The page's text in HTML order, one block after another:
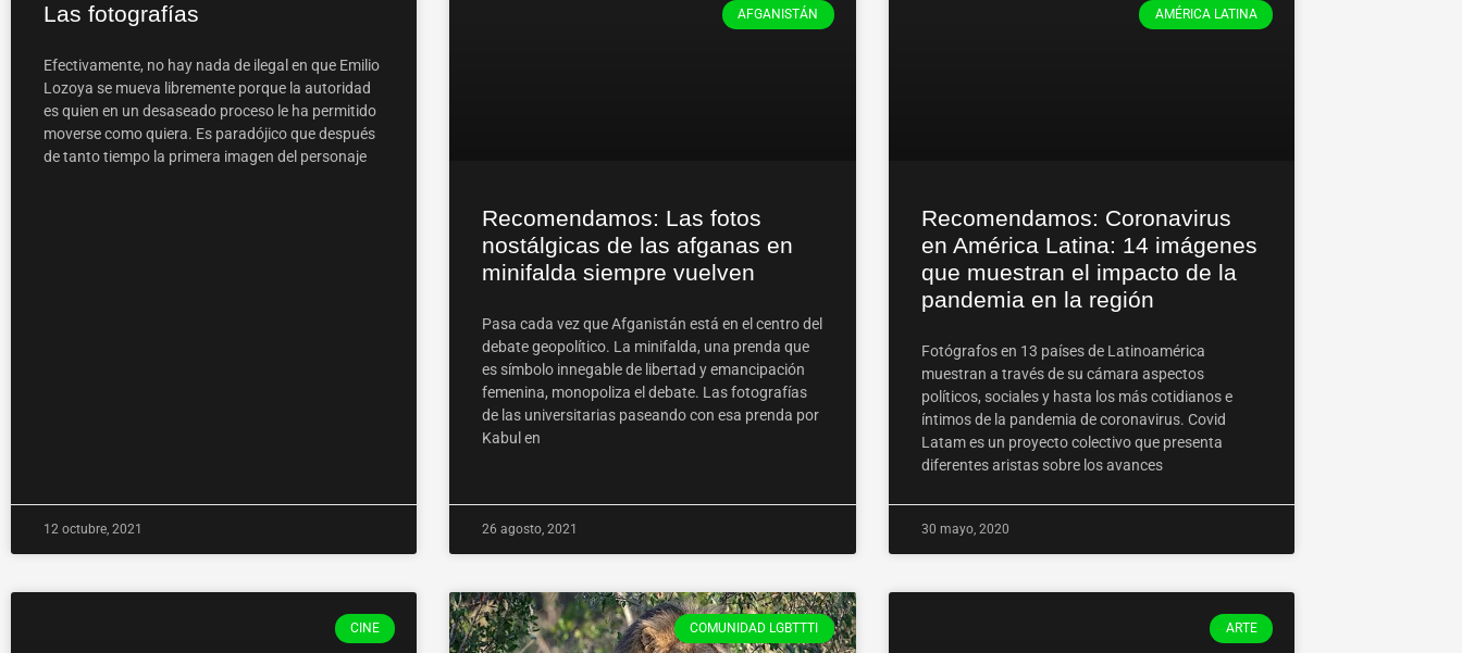
Las fotografías
Efectivamente, no hay nada de ilegal en que Emilio
Lozoya se mueva libremente porque la autoridad
es quien en un desaseado proceso le ha permitido
moverse como quiera. Es paradójico que después
de tanto tiempo la primera imagen del personaje
12 octubre, 2021
AFGANISTÁN
Recomendamos: Las fotos
nostálgicas de las afganas en
minifalda siempre vuelven
Pasa cada vez que Afganistán está en el centro del
debate geopolítico. La minifalda, una prenda que
es símbolo innegable de libertad y emancipación
femenina, monopoliza el debate. Las fotografías
de las universitarias paseando con esa prenda por
Kabul en
26 agosto, 2021
AMÉRICA LATINA
Recomendamos: Coronavirus
en América Latina: 14 imágenes
que muestran el impacto de la
pandemia en la región
Fotógrafos en 13 países de Latinoamérica
muestran a través de su cámara aspectos
políticos, sociales y hasta los más cotidianos e
íntimos de la pandemia de coronavirus. Covid
Latam es un proyecto colectivo que presenta
diferentes aristas sobre los avances
30 mayo, 2020
CINE COMUNIDAD LGBTTTI ARTE